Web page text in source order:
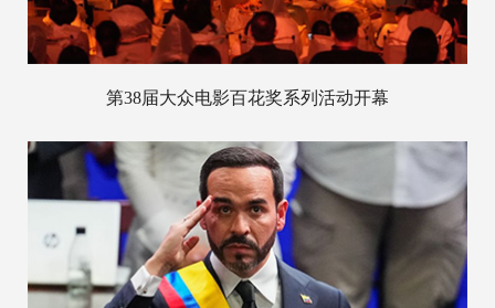
第38届大众电影百花奖系列活动开幕